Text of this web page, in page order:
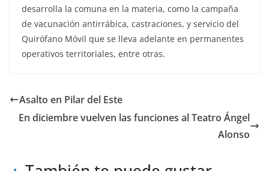
desarrolla la comuna en la materia, como la campaña
de vacunación antirrábica, castraciones, y servicio del
Quirófano Móvil que se lleva adelante en permanentes
operativos territoriales, entre otras.
Asalto en Pilar del Este
En diciembre vuelven las funciones al Teatro Ángel
Alonso